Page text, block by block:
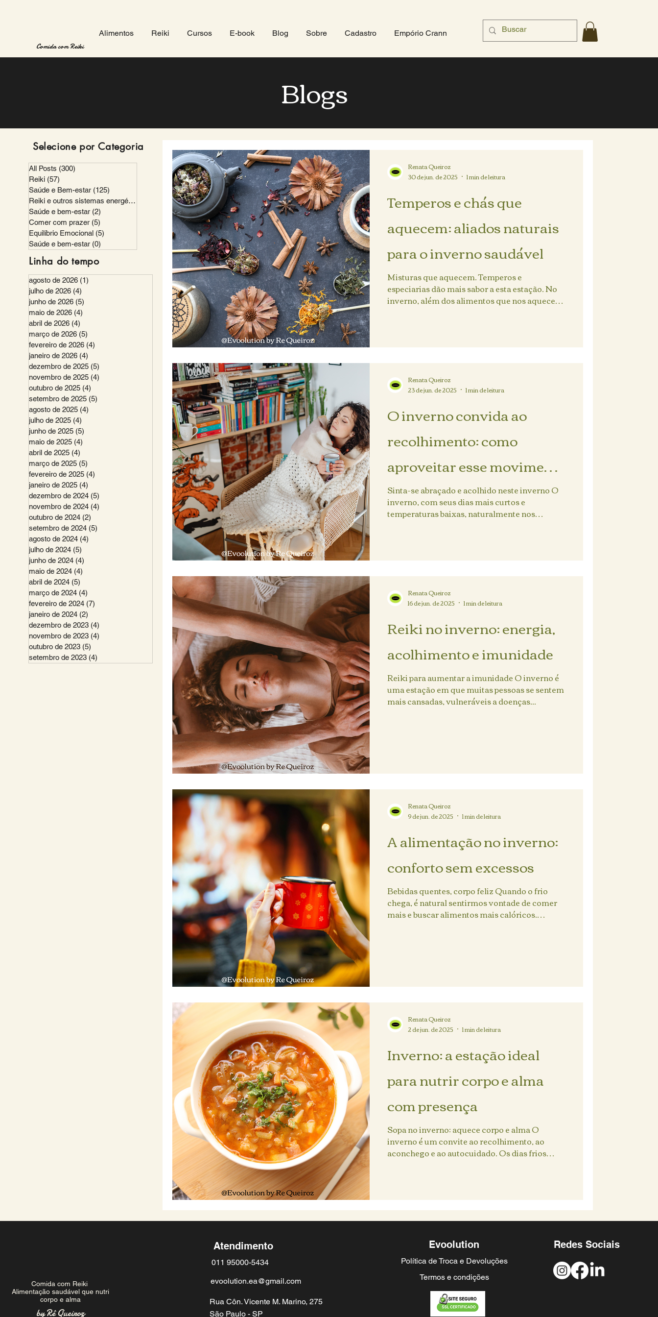
Comida com Reiki
Alimentos Reiki Cursos E-book Blog Sobre Cadastro Empório Crann
Blogs
Selecione por Categoria
All Posts (300)
Reiki (57)
Saúde e Bem-estar (125)
Reiki e outros sistemas energéticos
21 posts
Saúde e bem-estar (2)
Comer com prazer (5)
Equilíbrio Emocional (5)
Saúde e bem-estar (0)
Linha do tempo
agosto de 2026 (1)
julho de 2026 (4)
junho de 2026 (5)
maio de 2026 (4)
abril de 2026 (4)
março de 2026 (5)
fevereiro de 2026 (4)
janeiro de 2026 (4)
dezembro de 2025 (5)
novembro de 2025 (4)
outubro de 2025 (4)
setembro de 2025 (5)
agosto de 2025 (4)
julho de 2025 (4)
junho de 2025 (5)
maio de 2025 (4)
abril de 2025 (4)
março de 2025 (5)
fevereiro de 2025 (4)
janeiro de 2025 (4)
dezembro de 2024 (5)
novembro de 2024 (4)
outubro de 2024 (2)
setembro de 2024 (5)
agosto de 2024 (4)
julho de 2024 (5)
junho de 2024 (4)
maio de 2024 (4)
abril de 2024 (5)
março de 2024 (4)
fevereiro de 2024 (7)
janeiro de 2024 (2)
dezembro de 2023 (4)
novembro de 2023 (4)
outubro de 2023 (5)
setembro de 2023 (4)
Temperos e chás que
aquecem: aliados naturais
para o inverno saudável
Misturas que aquecem. Temperos e
especiarias dão mais sabor a esta estação. No
inverno, além dos alimentos que nos aquecem,
Renata Queiroz
30 de jun. de 2025
1 min de leitura
O inverno convida ao
recolhimento: como
aproveitar esse movimento
natural com consciência
Sinta-se abraçado e acolhido neste inverno O
inverno, com seus dias mais curtos e
temperaturas baixas, naturalmente nos
Renata Queiroz
23 de jun. de 2025
1 min de leitura
Reiki no inverno: energia,
acolhimento e imunidade
Reiki para aumentar a imunidade O inverno é
uma estação em que muitas pessoas se sentem
mais cansadas, vulneráveis a doenças...
Renata Queiroz
16 de jun. de 2025
1 min de leitura
A alimentação no inverno:
conforto sem excessos
Bebidas quentes, corpo feliz Quando o frio
chega, é natural sentirmos vontade de comer
mais e buscar alimentos mais calóricos.
Renata Queiroz
9 de jun. de 2025
1 min de leitura
Inverno: a estação ideal
para nutrir corpo e alma
com presença
Sopa no inverno: aquece corpo e alma O
inverno é um convite ao recolhimento, ao
aconchego e ao autocuidado. Os dias frios
Renata Queiroz
2 de jun. de 2025
1 min de leitura
Comida com Reiki
Alimentação saudável que nutri
corpo e alma
by Rê Queiroz
Atendimento
011 95000-5434
evoolution.ea@gmail.com
Rua Côn. Vicente M. Marino, 275
São Paulo - SP
Evoolution
Política de Troca e Devoluções
Termos e condições
Redes Sociais